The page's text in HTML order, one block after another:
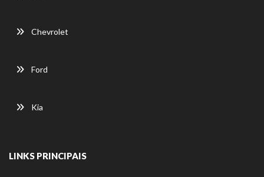
Chevrolet
Ford
Kia
LINKS PRINCIPAIS